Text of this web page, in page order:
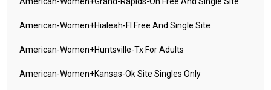
American-Women+hialeah-Fl Free And Single Site
American-Women+huntsville-Tx For Adults
American-Women+kansas-Ok Site Singles Only